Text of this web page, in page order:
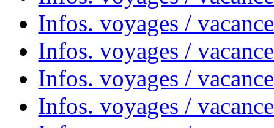
Infos. voyages /
Infos. voyages /
Infos. voyages /
Infos. voyages /